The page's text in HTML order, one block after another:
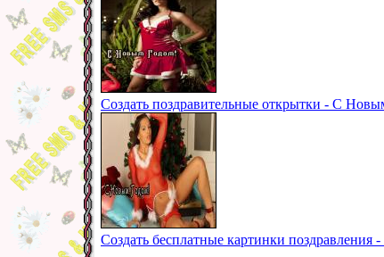
Создать поздравительные открытки - С
Создать бесплатные картинки